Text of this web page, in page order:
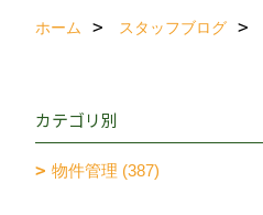
ホーム スタッフブログ
カテゴリ別
物件管理 (387)